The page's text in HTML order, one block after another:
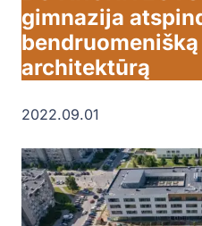
gimnazija
architektūrą
2022.09.01